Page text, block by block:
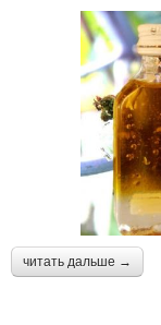
читать дальше →